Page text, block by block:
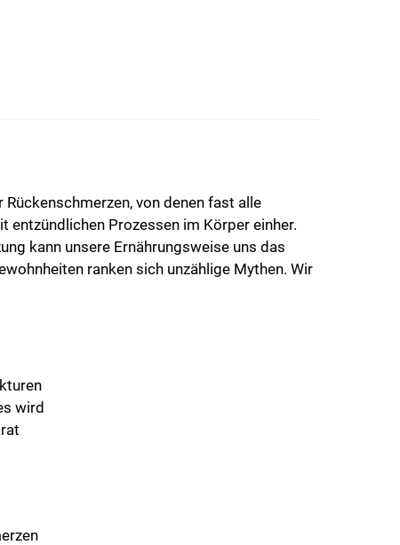
von denen fast alle
Prozessen im Körper einher.
kann unsere Ernährungsweise uns das
ranken sich unzählige Mythen. Wir
wird